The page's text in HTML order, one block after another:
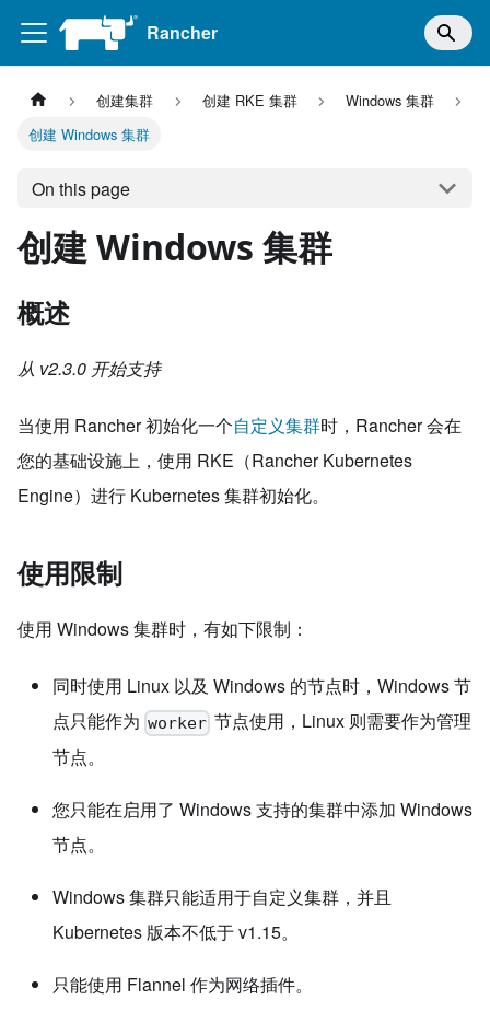
Rancher
创建集群 创建 RKE 集群
Windows 集群
创建 Windows 集群
On this page
创建 Windows 集群
概述
从 v2.3.0 开始支持
当使用 Rancher 初始化一个自定义集群时，Rancher 会在
您的基础设施上，使用 RKE（Rancher Kubernetes
Engine）进行 Kubernetes 集群初始化。
使用限制
使用 Windows 集群时，有如下限制：
同时使用 Linux 以及 Windows 的节点时，Windows 节
点只能作为 worker 节点使用，Linux 则需要作为管理
节点。
您只能在启用了 Windows 支持的集群中添加 Windows
节点。
Windows 集群只能适用于自定义集群，并且
Kubernetes 版本不低于 v1.15。
只能使用 Flannel 作为网络插件。